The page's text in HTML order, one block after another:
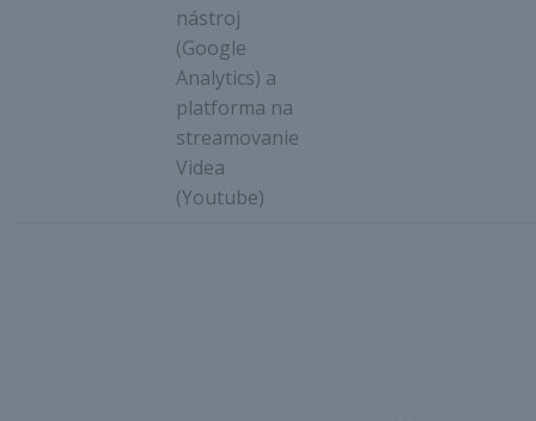
nástroj
(Google
Analytics) a
platforma na
streamovanie
Videa
(Youtube)